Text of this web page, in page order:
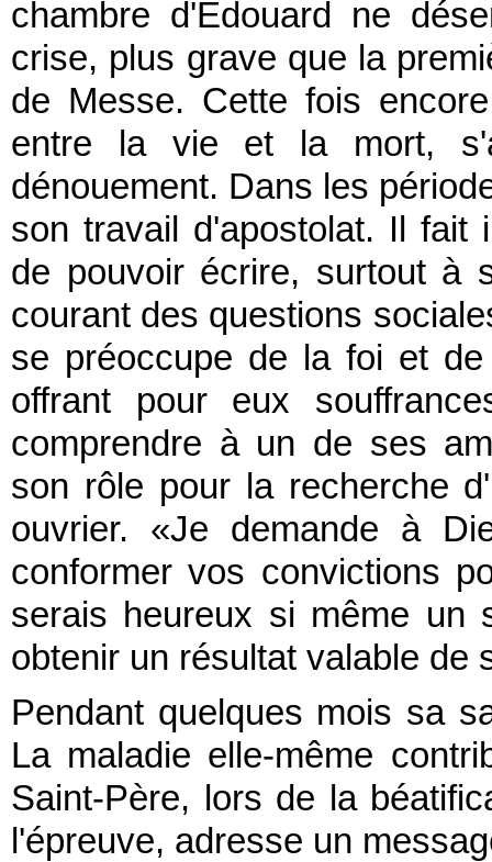
chambre d'Édouard ne
crise, plus grave que la
de Messe. Cette fois
entre la vie et la mort,
dénouement. Dans les
son travail d'apostolat. Il fait
de pouvoir écrire, surtout à
courant des questions
se préoccupe de la foi et
offrant pour eux
comprendre à un de ses
son rôle pour la recherche
ouvrier. «Je demande à
conformer vos convictions
serais heureux si même un
obtenir un résultat valable de
Pendant quelques mois sa
La maladie elle-même
Saint-Père, lors de la
l'épreuve, adresse un